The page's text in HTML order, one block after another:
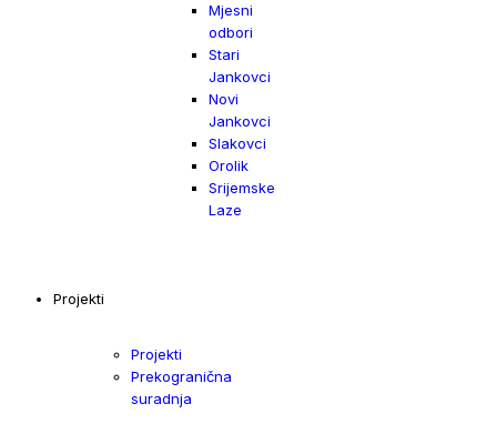
Mjesni
odbori
Stari
Jankovci
Novi
Jankovci
Slakovci
Orolik
Srijemske
Laze
Projekti
Projekti
Prekogranična
suradnja